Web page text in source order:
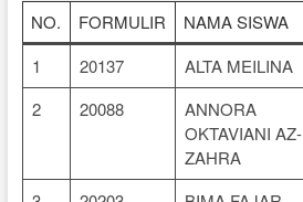
NO. FORMULIR NAMA SISWA
1
20137 ALTA MEILINA
2
20088
ANNORA
OKTAVIANI AZ-
ZAHRA